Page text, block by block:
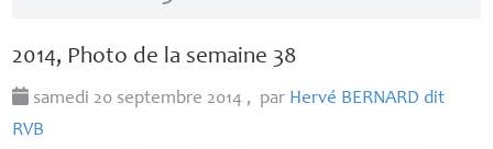
2014, Photo de la semaine 38
samedi 20 septembre 2014 , par Hervé BERNARD dit
RVB